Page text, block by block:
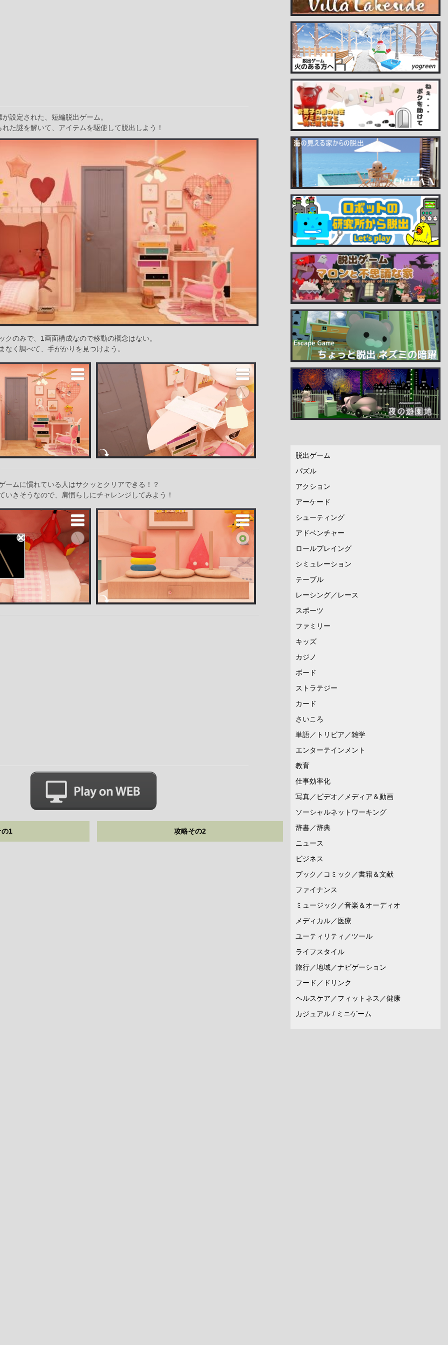
設定された、短編脱出ゲーム。
た謎を解いて、アイテムを駆使して脱出しよう！
クのみで、1画面構成なので移動の概念はない。
なく調べて、手がかりを見つけよう。
ームに慣れている人はサクッとクリアできる！？
いきそうなので、肩慣らしにチャレンジしてみよう！
の1 攻略その2
脱出ゲーム
パズル
アクション
アーケード
シューティング
アドベンチャー
ロールプレイング
シミュレーション
テーブル
レーシング／レース
スポーツ
ファミリー
キッズ
カジノ
ボード
ストラテジー
カード
さいころ
単語／トリビア／雑学
エンターテインメント
教育
仕事効率化
写真／ビデオ／メディア＆動画
ソーシャルネットワーキング
辞書／辞典
ニュース
ビジネス
ブック／コミック／書籍＆文献
ファイナンス
ミュージック／音楽＆オーディオ
メディカル／医療
ユーティリティ／ツール
ライフスタイル
旅行／地域／ナビゲーション
フード／ドリンク
ヘルスケア／フィットネス／健康
カジュアル / ミニゲーム